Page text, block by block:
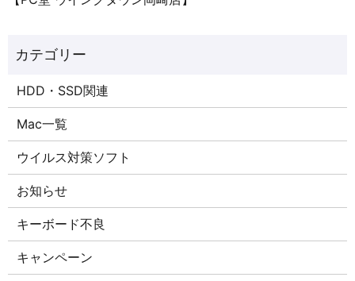
HDD・SSD関連
Mac一覧
ウイルス対策ソフト
お知らせ
キーボード不良
キャンペーン